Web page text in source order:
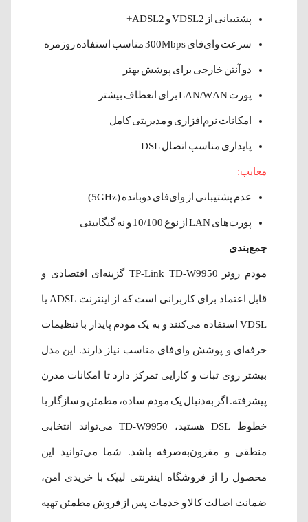
پشتیبانی از VDSL2 و ADSL2+
سرعت وای‌فای 300Mbps مناسب استفاده روزمره
دو آنتن خارجی برای پوشش بهتر
پورت LAN/WAN برای انعطاف بیشتر
امکانات نرم‌افزاری و مدیریتی کامل
پایداری مناسب اتصال DSL
معایب:
عدم پشتیبانی از وای‌فای دوبانده (5GHz)
پورت‌های LAN از نوع 10/100 و نه گیگابیتی
جمع‌بندی
مودم روتر TP-Link TD-W9950 گزینه‌ای اقتصادی و
قابل اعتماد برای کاربرانی است که از اینترنت ADSL یا
VDSL استفاده می‌کنند و به یک مودم پایدار با تنظیمات
حرفه‌ای و پوشش وای‌فای مناسب نیاز دارند. این مدل
بیشتر روی ثبات و کارایی تمرکز دارد تا امکانات مدرن
پیشرفته. اگر به‌دنبال یک مودم ساده، مطمئن و سازگار با
خطوط DSL هستید، TD-W9950 می‌تواند انتخابی
منطقی و مقرون‌به‌صرفه باشد. شما می‌توانید این
محصول را از فروشگاه اینترنتی لیپک با خریدی امن،
ضمانت اصالت کالا و خدمات پس از فروش مطمئن تهیه